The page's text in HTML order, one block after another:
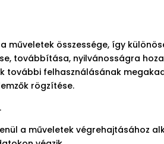
összessége, így
továbbítása, nyilvánosságra
további felhasználásának
rögzítése.
a műveletek végrehajtásához